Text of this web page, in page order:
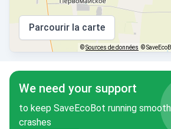
Parcourir la carte
©Sources de données ©
We need your support
to keep SaveEcoBot running
crashes